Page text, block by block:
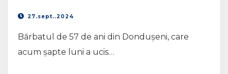
27.sept..2024
Bărbatul de 57 de ani din Dondușeni, care
acum șapte luni a ucis…